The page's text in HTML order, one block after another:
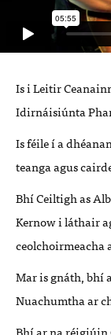
Is i Leitir
Idirnáisiúnta
Is féile í a
teanga agus
Bhí Ceiltigh as
Kernow i láthair
ceolchoirmeacha
Mar is gnáth, bhí
Nuachumtha ar